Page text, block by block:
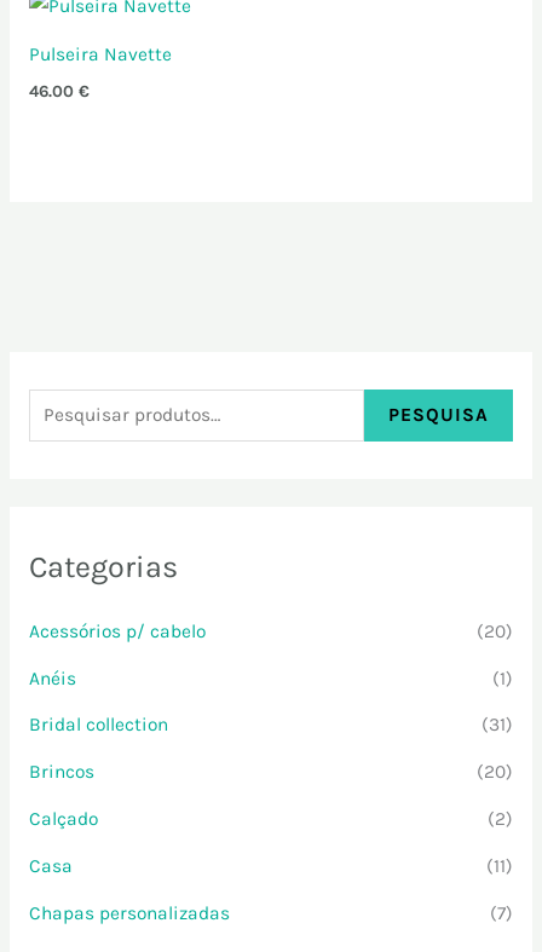
PESQUISA
Categorias
Acessórios p/ cabelo (20)
Anéis (1)
Bridal collection (31)
Brincos (20)
Calçado (2)
Casa (11)
Chapas personalizadas (7)
Pulseira Navette
46.00 €